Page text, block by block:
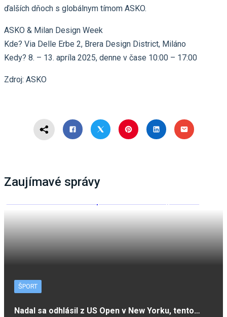
ďalších dňoch s globálnym tímom ASKO.
ASKO & Milan Design Week
Kde? Via Delle Erbe 2, Brera Design District, Miláno
Kedy? 8. – 13. apríla 2025, denne v čase 10:00 – 17:00
Zdroj: ASKO
Zaujímavé správy
ŠPORT
Nadal sa odhlásil z US Open v New Yorku, tento…